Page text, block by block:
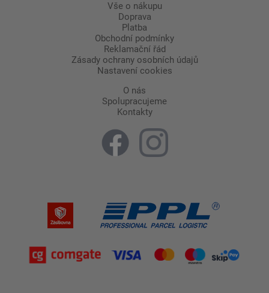
Vše o nákupu
Doprava
Platba
Obchodní podmínky
Reklamační řád
Zásady ochrany osobních údajů
Nastavení cookies
O nás
Spolupracujeme
Kontakty